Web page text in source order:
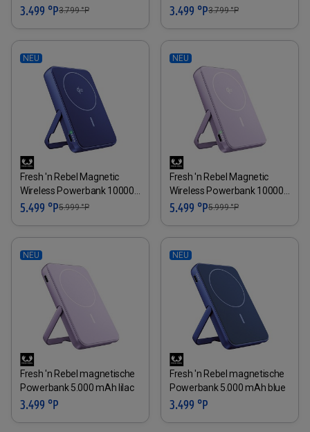
3.499 °P3.799°P 3.499 °P3.799°P
NEU
Fresh 'n Rebel Magnetic
Wireless Powerbank 10000
mAh blau
5.499 °P5.999°P
NEU
Fresh 'n Rebel Magnetic
Wireless Powerbank 10000
mAh lilac
5.499 °P5.999°P
NEU
Fresh 'n Rebel magnetische
Powerbank 5.000 mAh lilac
3.499 °P
NEU
Fresh 'n Rebel magnetische
Powerbank 5.000 mAh blue
3.499 °P